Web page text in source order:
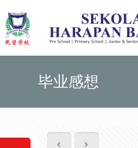
毕业感想